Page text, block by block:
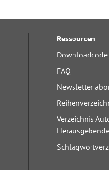
Ressourcen
FAQ
Newsletter
Verzeichnis
Herausgebende